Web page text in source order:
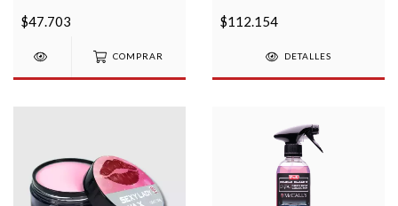
$47.703
COMPRAR
$112.154
DETALLES